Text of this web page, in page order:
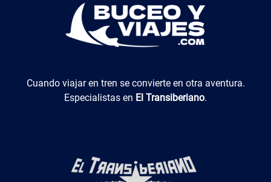
El Transiberiano
Cuando viajar en tren se convierte en otra aventura.
Especialistas en El Transiberiano.